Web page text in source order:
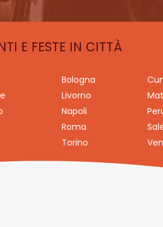
E FESTE IN CITTÀ
Bologna
Livorno
Napoli
Roma
Torino